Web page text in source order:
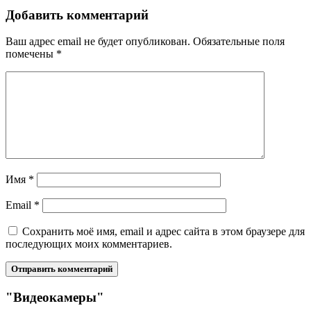
Добавить комментарий
Ваш адрес email не будет опубликован. Обязательные поля
помечены *
Имя *
Email *
Сохранить моё имя, email и адрес сайта в этом браузере для
последующих моих комментариев.
"Видеокамеры"